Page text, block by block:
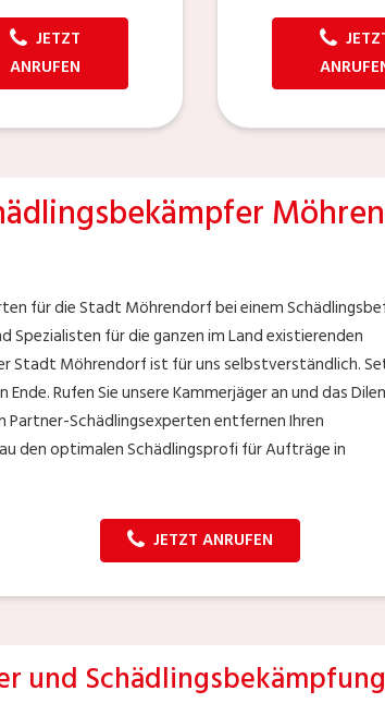
JETZT
ANRUFEN
für die Stadt Möhrendorf bei einem
für die ganzen im Land existierenden
Stadt Möhrendorf ist für uns selbstverständlich.
Rufen Sie unsere Kammerjäger an und das
Schädlingsexperten entfernen Ihren
den optimalen Schädlingsprofi für Aufträge in
JETZT ANRUFEN
und